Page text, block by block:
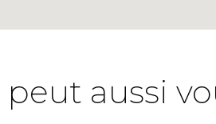
peut aussi